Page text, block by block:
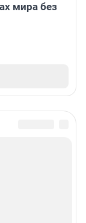
мира без